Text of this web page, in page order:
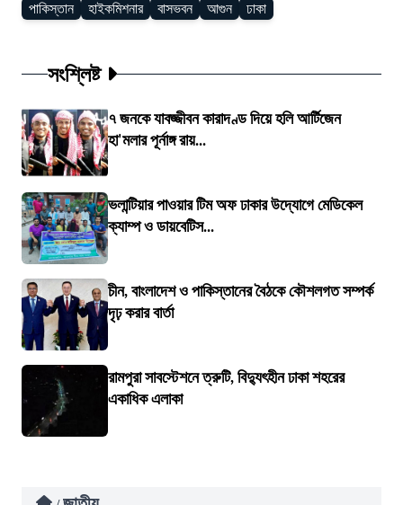
পাকিস্তান হাইকমিশনার বাসভবন আগুন ঢাকা
সংশ্লিষ্ট
৭ জনকে যাবজ্জীবন কারাদণ্ড দিয়ে হলি আর্টিজেন
হা'মলার পূর্নাঙ্গ রায়...
ভলান্টিয়ার পাওয়ার টিম অফ ঢাকার উদ্যোগে মেডিকেল
ক্যাম্প ও ডায়বেটিস...
চীন, বাংলাদেশ ও পাকিস্তানের বৈঠকে কৌশলগত সম্পর্ক
দৃঢ় করার বার্তা
রামপুরা সাবস্টেশনে ত্রুটি, বিদ্যুৎহীন ঢাকা শহরের
একাধিক এলাকা